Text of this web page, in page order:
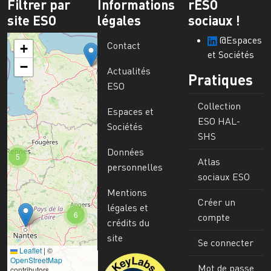
Filtrer par
site ESO
6
5
+
−
Leaflet | ©
OpenStreetMap
Informations
légales
Contact
Actualités
ESO
Espaces et
Sociétés
Données
personnelles
Mentions
légales et
crédits du
site
Image
rESO
sociaux !
@Espaces
et Sociétés
Pratiques
Collection
ESO HAL-
SHS
Atlas
sociaux ESO
Créer un
compte
Se connecter
Mot de passe